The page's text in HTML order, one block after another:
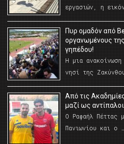
εργασιών, η
Πυρ ομαδόν από
οργανωμένους
γηπέδου!
Η μια
νησί της
Από τις
μαζί ως
Ο Ραφαήλ Πέττας
Πανιωνίου και ο …